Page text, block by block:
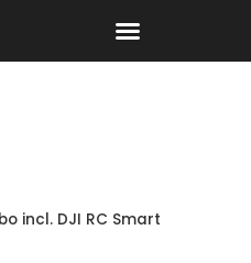
incl. DJI RC Smart